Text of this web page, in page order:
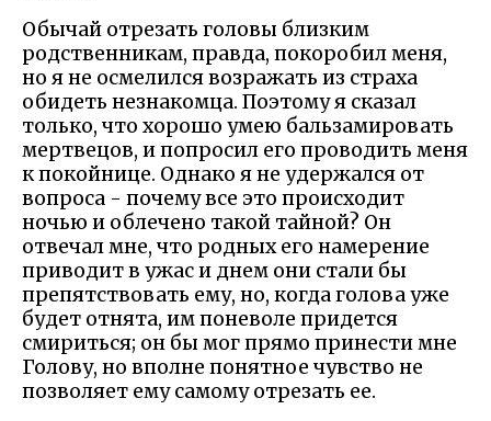
Обычай отрезать головы близким
родственникам, правда, покоробил меня,
но я не осмелился возражать из страха
обидеть незнакомца. Поэтому я сказал
только, что хорошо умею бальзамировать
мертвецов, и попросил его проводить меня
к покойнице. Однако я не удержался от
вопроса - почему все это происходит
ночью и облечено такой тайной? Он
отвечал мне, что родных его намерение
приводит в ужас и днем они стали бы
препятствовать ему, но, когда голова уже
будет отнята, им поневоле придется
смириться; он бы мог прямо принести мне
Голову, но вполне понятное чувство не
позволяет ему самому отрезать ее.